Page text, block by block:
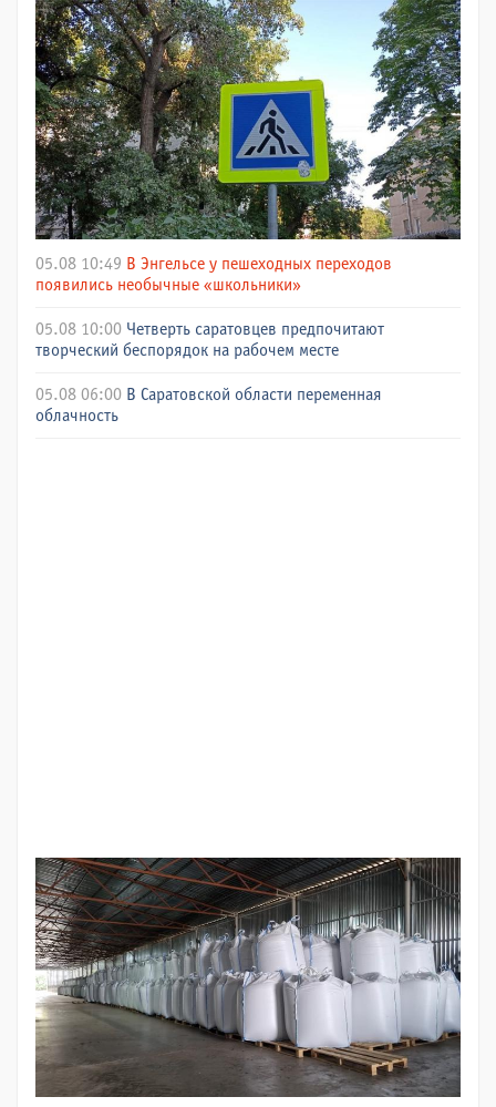
05.08 10:49 В Энгельсе у пешеходных переходов
появились необычные «школьники»
05.08 10:00 Четверть саратовцев предпочитают
творческий беспорядок на рабочем месте
05.08 06:00 В Саратовской области переменная
облачность